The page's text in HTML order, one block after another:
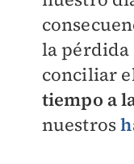
la pérdida
conciliar
tiempo a
nuestros